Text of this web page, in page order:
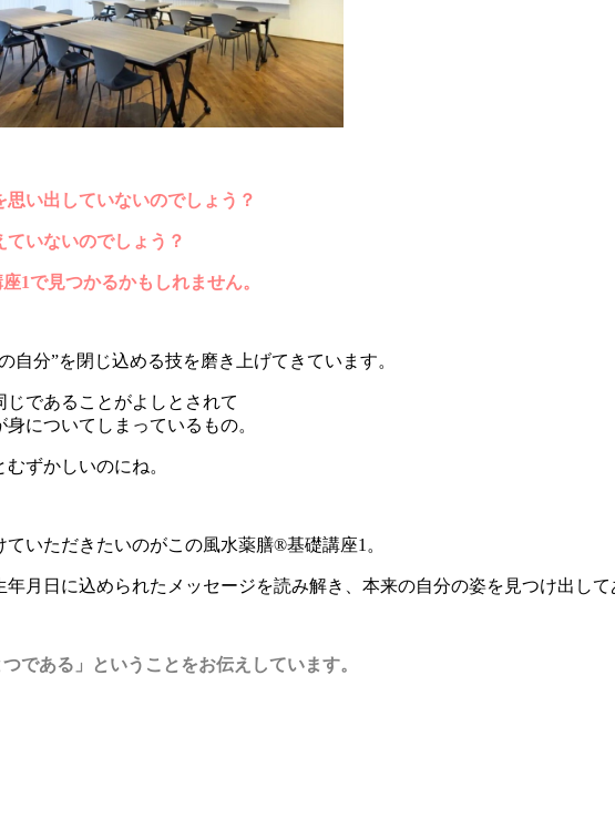
い出していないのでしょう？
ていないのでしょう？
1で見つかるかもしれません。
分”を閉じ込める技を磨き上げてきています。
であることがよしとされて
についてしまっているもの。
ずかしいのにね。
いただきたいのがこの風水薬膳®基礎講座1。
月日に込められたメッセージを読み解き、本来の自分の姿を見つけ出して
である」 ということをお伝えしています。